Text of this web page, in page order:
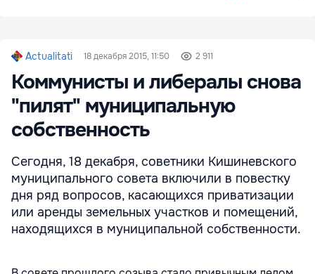
Actualitati 18 декабря 2015, 11:50 2 911
Коммунисты и либералы снова
"пилят" муниципальную
собственность
Сегодня, 18 декабря, советники Кишиневского
муниципального совета включили в повестку
дня ряд вопросов, касающихся приватизации
или аренды земельных участков и помещений,
находящихся в муниципальной собственности.